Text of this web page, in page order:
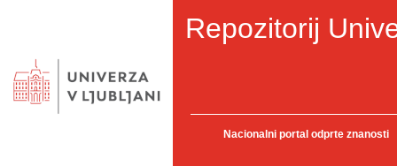
Repozitorij
Nacionalni portal odprte znanosti